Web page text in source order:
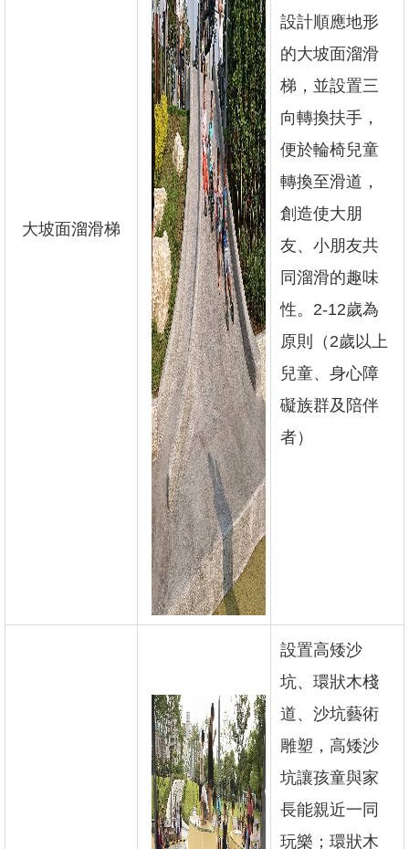
大坡面溜滑梯
設計順應地形
的大坡面溜滑
梯，並設置三
向轉換扶手，
便於輪椅兒童
轉換至滑道，
創造使大朋
友、小朋友共
同溜滑的趣味
性。2-12歲為
原則（2歲以上
兒童、身心障
礙族群及陪伴
者）
設置高矮沙
坑、環狀木棧
道、沙坑藝術
雕塑，高矮沙
坑讓孩童與家
長能親近一同
玩樂；環狀木